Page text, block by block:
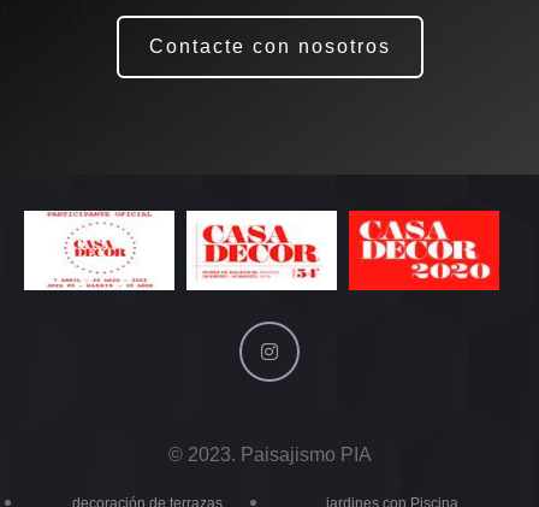
Contacte con nosotros
© 2023. Paisajismo PIA
decoración de terrazas jardines con Piscina